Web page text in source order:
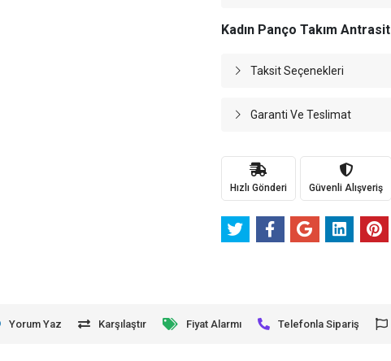
Kadın Panço Takım Antrasit
Taksit Seçenekleri
Garanti Ve Teslimat
Hızlı Gönderi Güvenli Alışveriş
Yorum Yaz Karşılaştır Fiyat Alarmı Telefonla Sipariş